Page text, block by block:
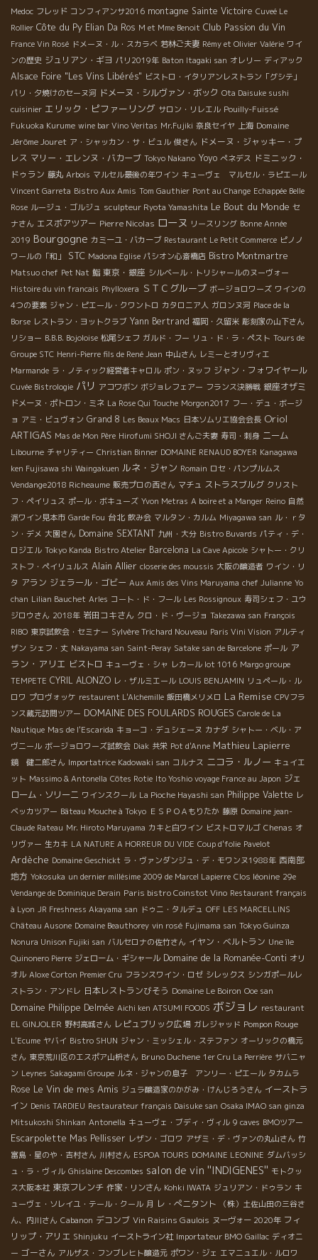
Medoc フレッド コンフィアンサ2016 montagne Sainte Victoire Cuveé Le
Rollier Côte du Py Elian Da Ros M et Mme Benoit Club Passion du Vin
France Vin Rosé ドメーヌ・ル・スカラベ 若林ご夫妻 Rémy et Olivier Valérie ワイ
ンの歴史 ジュリアン・ギヨ パリ2019年 Baton Itagaki san オレリー ディアック
Alsace Foire "Les Vins Libérés" ビストロ・イタリアンレストラン「グシテ」
パリ・夕焼けのセーヌ河 ドメーヌ・シルヴァン・ボック Ota Daisuke sushi
cuisinier エリック・ピファーリング サロン・リレエル Pouilly-Fuissé
Fukuoka Kurume wine bar Vino Veritas Mr.Fujiki 奈良セイヤ 上海 Domaine
Jérôme Jouret ア・シャッカン・サ・ビュル 俊さん ドメーヌ・ジャッキー・プ
レス マリー・エレンヌ・バカーブ Tokyo Nakano Yoyo ぺネデス ドミニック・
ドゥラン 藤丸 Arbois マルセル最後の年ワイン キューヴェ マルセル・ラピエール
Vincent Garreta Bistro Aux Amis Tom Gauthier Pont au Change Echappée Belle
Rose ルージュ・ゴルジュ sculpteur Ryota Yamashita Le Bout du Monde セ
ナさん エスポアツアー Pierre Nicolas ローヌ リースリング Bonne Année
2019 Bourgogne カミーユ・バカーブ Restaurant Le Petit Commerce ピノノ
ワールの「和」
STC Madona Eglise パシオン心斎橋店 Bistro Montmartre
Matsuo chef Pet Nat 鮨 東京・銀座 シルベール・トリシャールのヌーヴォー
Histoire du vin francais Phylloxera ＳＴＣグループ ボージョロワーズ ワインの
4つの要素 ジャン・ピエール・クワントロ カタロニア人 ガロンヌ河 Place de la
Borse レストラン・ヨットクラブ Yann Bertrand 福岡・久留米 彫刻家の山下さん
リショー B.B.B. Bojoloise 松尾シェフ ガルド・フー リュ・ド・ラ・ペスト Tours de
Groupe STC Henri-Pierre fils de René Jean 中山さん レミーとオリヴィエ
Marmande ラ・ノティック経営者キャロル ポン・ヌッフ ジャン・フォワイヤール
Cuvée Bistrologie パリ アコワボン ボジョレフェアー フランス決勝戦 銀座オザミ
ドメーヌ・ポトロン・ミネ La Rose Qui Touche Morgon2017 フー・デュ・ボージ
ョ アミ・ビュヴォン Grand 8 Les Beaux Macs 日本ソムリエ協会会長 Oriol
ARTIGAS Mas de Mon Père Hirofumi SHOJI さんご夫妻 寿司・刺身 ニーム
Libourne チャリティー Christian Binner DOMAINE RENAUD BOYER Kanagawa
ken Fujisawa shi Waingakuen ルネ・ジャン Romain ロセ・パンプルムス
Vendange2018 Richeaume 販売プロの西さん マチュ ストラスブルグ クリスト
フ・ペイリュス ポール・ボキューズ Yvon Metras A boire et a Manger Reino 自然
派ワイン見本市 Garde Fou 台北 飲み会 マルタン・カルム Miyagawa san ル・ｒタ
ン・デメ 大園さん Domaine SEXTANT 九州・大分 Bistro Buvards パティ・デ・
ロジエル Tokyo Kanda Bistro Atelier Barcelona La Cave Apicole シャトー・クリ
ストフ・ペイリュルス Alain Allier closerie des moussis 大阪の醸造者 ワイン・リ
タ アラン ジェラール・ゴビー Aux Amis des Vins Maruyama chef Julianne Yo
chan Lilian Bauchet Arles コート・ド・フール Les Rossignoux 寿司シェフ・ユウ
ジロウさん 2018年 岩田コキさん クロ・ド・ヴージョ Takezawa san François
RIBO 東京試飲会・セミナー Sylvère Trichard Nouveau Paris Vini Vision アルティ
ザン シェフ・丈 Nakayama san Saint-Peray Satake san de Barcelone ポール ア
ラン・アリエ ビストロ キューヴェ・シャ レカール lot 1016 Margo groupe
TEMPETE CYRIL ALONZO レ・ザルミエール LOUIS BENJAMIN リュペール・ル
ロワ プロヴォッケ restaurent L'Alchemille 飯田橋メリメロ La Remise CPVフラ
ンス蔵元訪問ツアー DOMAINE DES FOULARDS ROUGES Carole de La
Nautique Mas de l'Escarida キョーコ・デュシェーヌ カナダ シャトー・ベル・ア
ヴニール ボージョロワーズ試飲会 Diak 共栄 Pot d'Anne Mathieu Lapierre
鏡 健二郎さん Importatrice Kadowaki san コルナス ニコラ・ルノー キュイエ
ット Massimo & Antonella Côtes Rotie Ito Yoshio voyage France au Japon ジェ
ローム・ソリーニ ワインスクール La Pioche Hayashi san Philippe Valette レ
ベッカツアー Bâteau Mouche à Tokyo ＥＳＰＯＡもりたか 藤原 Domaine jean-
Claude Rateau Mr. Hiroto Maruyama カキと白ワイン ビストロマルゴ Chenas オ
リヴァー 生カキ LA NATURE A HORREUR DU VIDE Coup d'folie Pavelot
Ardèche Domaine Geschickt ラ・ヴァンダンジュ・デ・モワンヌ1988年 西南部
地方 Yokosuka un dernier millésime 2009 de Marcel Lapierre Clos léonine 29e
Vendange de Dominique Derain Paris bistro Coinstot Vino Restaurant français
à Lyon JR Freshness Akayama san ドゥニ・タルデュ OFF LES MARCELLINS
Château Ausone Domaine Beauthorey vin rosé Fujimama san Tokyo Guinza
Nonura Unison Fujiki san バルセロナの佐竹さん イヤン・ベルトラン Une île
Quinonero Pierre ジェローム・ギシャール Domaine de la Romanée-Conti オリ
オル Aloxe Corton Premier Cru フランスワイン・ロゼ シレックス シンガポールレ
ストラン・アンドレ 日本レストランびそう Domaine Le Boiron Ooe san
Domaine Philippe Delmée Aichi ken ATSUMI FOODS ボジョレ restaurant
EL GINJOLER 野村高城さん レピュブリック広場 ガレジャッド Pompon Rouge
L'Ecume ヤバイ Bistro SHUN ジャン・ミッシェル・ステファン オーリックの橋元
さん 東京荒川区のエスポア山枡さん Bruno Duchene 1er Cru La Perrière サバニャ
ン Leynes Sakagami Groupe ルネ・ジャンの息子 アンリー・ピエール タカムラ
Rose Le Vin de mes Amis ジュラ醸造家のかがみ・けんじろうさん イーストラ
イン Denis TARDIEU Restaurateur français Daisuke san Osaka IMAO san ginza
Mitsukoshi Shinkan Antonella キューヴェ・ブディ・ヴィル 9 caves BMOツアー
Escarpolette Mas Pellisser レザン・ゴロワ アザミ・デ・ヴァンの丸山さん 竹
富島・星のや・吉村さん 川村さん ESPOA TOURS DOMAINE LEONINE ダムバッシ
ュ・ラ・ヴィル Ghislaine Descombes salon de vin ''INDIGENES'' モトクッ
ス大阪本社 東京フレンチ 作家・リンさん Kohki IWATA ジュリアン・ドゥラン キ
ューヴェ・ソレイユ・テール・クール 月 レ・ぺニタント
（株）土佐山田の三谷さ
ん、内川さん Cabanon デコンブ Vin Raisins Gaulois ヌーヴォー 2020年 フィ
リップ・アリエ Shinjuku イーストライン社 Importateur BMO Gaillac ディオニ
ー ゴーさん アルザス・フンブレヒト醸造元 ポワン・ジェ エマニュエル・ルロワ